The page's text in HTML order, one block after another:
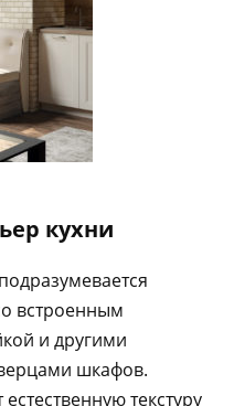
кухни
встроенным
и другими
шкафов.
текстуру